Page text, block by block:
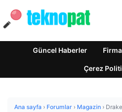
Güncel Haberler
Çerez
Ana sayfa › Forumlar › Magazin ›